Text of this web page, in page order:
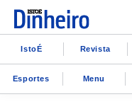
IstoÉ Revista
Esportes Menu